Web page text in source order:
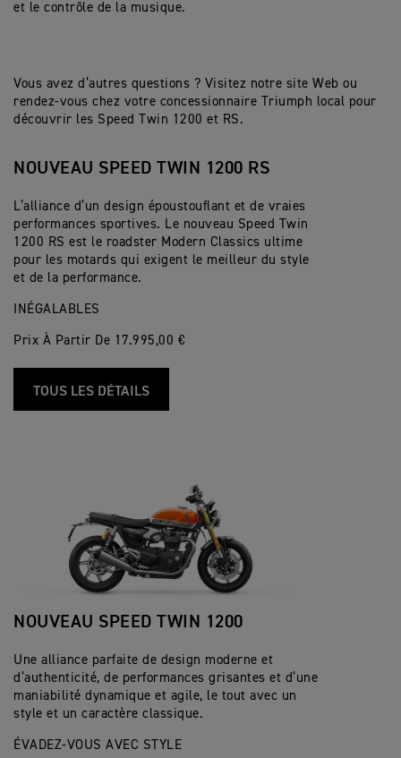
et le contrôle de la musique.
Vous avez d’autres questions ? Visitez notre site Web ou
rendez-vous chez votre concessionnaire Triumph local pour
découvrir les Speed Twin 1200 et RS.
NOUVEAU SPEED TWIN 1200 RS
L’alliance d’un design époustouflant et de vraies
performances sportives. Le nouveau Speed Twin
1200 RS est le roadster Modern Classics ultime
pour les motards qui exigent le meilleur du style
et de la performance.
INÉGALABLES
Prix À Partir De 17.995,00 €
TOUS LES DÉTAILS
NOUVEAU SPEED TWIN 1200
Une alliance parfaite de design moderne et
d’authenticité, de performances grisantes et d’une
maniabilité dynamique et agile, le tout avec un
style et un caractère classique.
ÉVADEZ-VOUS AVEC STYLE